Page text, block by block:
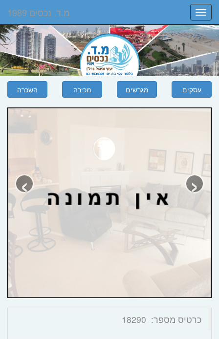
Toggle
navigation
מ.ד. נכסים 1989
›
‹
כרטיס מספר: 18290